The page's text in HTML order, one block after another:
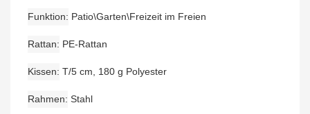
Funktion Patio\Garten\Freizeit im Freien
Rattan PE-Rattan
Kissen T/5 cm, 180 g Polyester
Rahmen Stahl